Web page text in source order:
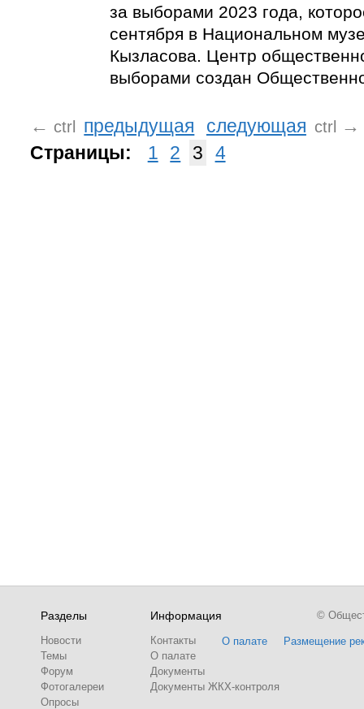
за выборами 2023 года,
сентября в Национальном
Кызласова. Центр
выборами создан
← ctrl предыдущая следующая ctrl
→
Страницы:
1 2 3 4
Разделы
Новости
Темы
Форум
Фотогалереи
Опросы
Информация
Контакты
О палате
Документы
Документы ЖКХ-контроля
О палате Размещение
©